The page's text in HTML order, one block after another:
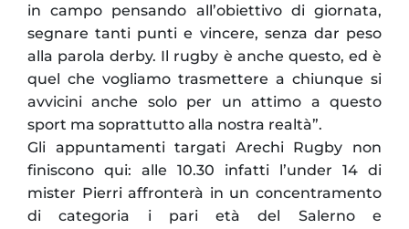
in campo pensando all’obiettivo di giornata,
segnare tanti punti e vincere, senza dar peso
alla parola derby. Il rugby è anche questo, ed è
quel che vogliamo trasmettere a chiunque si
avvicini anche solo per un attimo a questo
sport ma soprattutto alla nostra realtà”.
Gli appuntamenti targati Arechi Rugby non
finiscono qui: alle 10.30 infatti l’under 14 di
mister Pierri affronterà in un concentramento
di categoria i pari età del Salerno e